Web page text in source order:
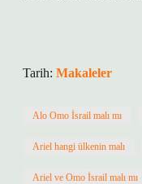
Tarih: Makaleler
Alo Omo İsrail malı mı
Ariel hangi ülkenin malı
Ariel ve Omo İsrail malı mı